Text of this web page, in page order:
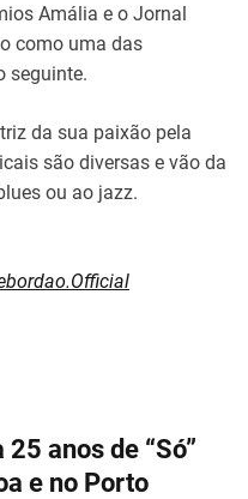
Amália e o Jornal
como uma das
seguinte.
da sua paixão pela
são diversas e vão da
ou ao jazz.
anos de “Só”
e no Porto